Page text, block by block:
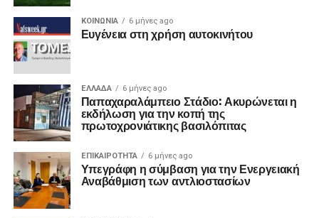
ΚΟΙΝΩΝΙΑ 6 μήνες ago
Ευγένεια στη χρήση αυτοκινήτου
ΕΛΛΑΔΑ 6 μήνες ago
Παπαχαραλάμπειο Στάδιο: Ακυρώνεται η
εκδήλωση για την κοπή της
πρωτοχρονιάτικης βασιλόπιτας
ΕΠΙΚΑΙΡΟΤΗΤΑ 6 μήνες ago
Υπεγράφη η σύμβαση για την Ενεργειακή
Αναβάθμιση των αντλιοστασίων